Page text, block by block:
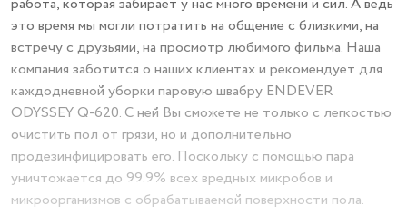
это время мы могли потратить на общение с близкими, на
встречу с друзьями, на просмотр любимого фильма. Наша
компания заботится о наших клиентах и рекомендует для
каждодневной уборки паровую швабру ENDEVER
ODYSSEY Q-620. С ней Вы сможете не только с легкостью
очистить пол от грязи, но и дополнительно
продезинфицировать его. Поскольку с помощью пара
уничтожается до 99.9% всех вредных микробов и
микроорганизмов с обрабатываемой поверхности пола.